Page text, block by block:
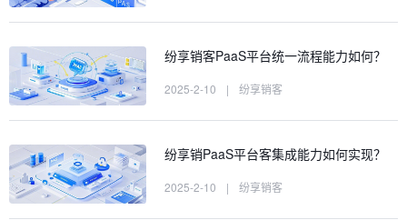
纷享销客PaaS平台统一流程能力如何？
2025-2-10 | 纷享销客
纷享销PaaS平台客集成能力如何实现？
2025-2-10 | 纷享销客